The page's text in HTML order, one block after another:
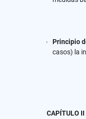
Principio
casos) la
CAPÍTULO II